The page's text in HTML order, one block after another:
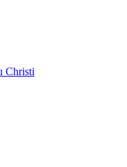
Christi